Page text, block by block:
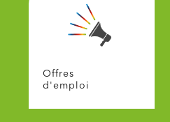
Offres
d'emploi